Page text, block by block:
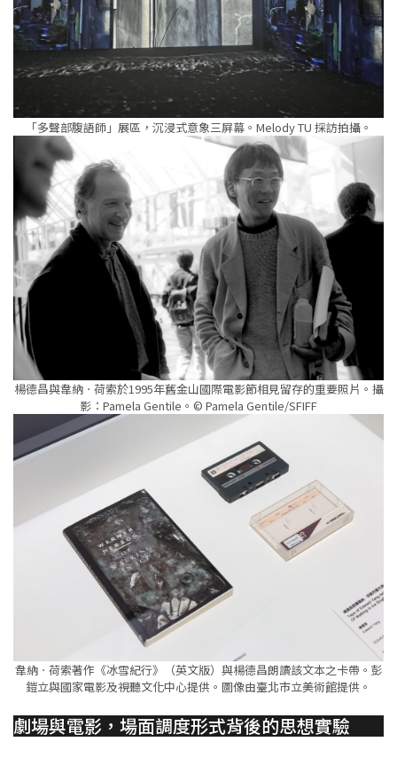
「多聲部腹語師」展區，沉浸式意象三屏幕。Melody TU 採訪拍攝。
楊德昌與韋納ㆍ荷索於1995年舊金山國際電影節相見留存的重要照片。攝
影：Pamela Gentile。© Pamela Gentile/SFIFF
韋納ㆍ荷索著作《冰雪紀行》（英文版）與楊德昌朗讀該文本之卡帶。彭
鎧立與國家電影及視聽文化中心提供。圖像由臺北市立美術館提供。
劇場與電影，場面調度形式背後的思想實驗